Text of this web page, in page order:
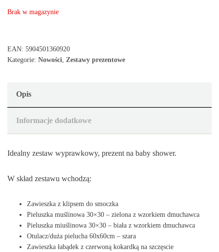
Brak w magazynie
EAN: 5904501360920
Kategorie: Nowości Zestawy prezentowe
Opis
Informacje dodatkowe
Idealny zestaw wyprawkowy, prezent na baby shower.
W skład zestawu wchodzą:
Zawieszka z klipsem do smoczka
Pieluszka muślinowa 30×30 – zielona z wzorkiem dmuchawca
Pieluszka miuślinowa 30×30 – biała z wzorkiem dmuchawca
Otulacz/duża pielucha 60x60cm – szara
Zawieszka łabądek z czerwoną kokardką na szczęscie